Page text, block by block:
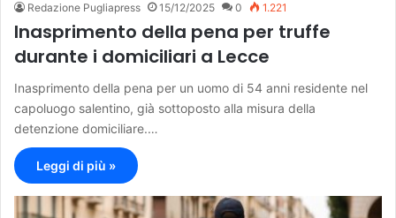
Redazione Pugliapress 15/12/2025 0 1.221
Inasprimento della pena per truffe
durante i domiciliari a Lecce
Inasprimento della pena per un uomo di 54 anni residente nel
capoluogo salentino, già sottoposto alla misura della
detenzione domiciliare.…
Leggi di più »